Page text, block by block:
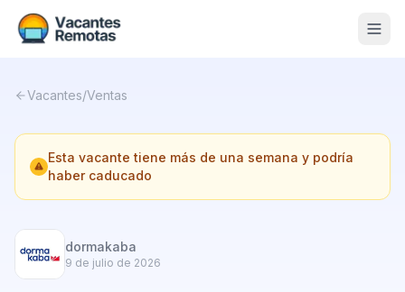
Nosotros
Contacto
Calculadora Freelance
Vacantes/Ventas
Esta vacante tiene más de una semana y podría
haber caducado
dormakaba
9 de julio de 2026